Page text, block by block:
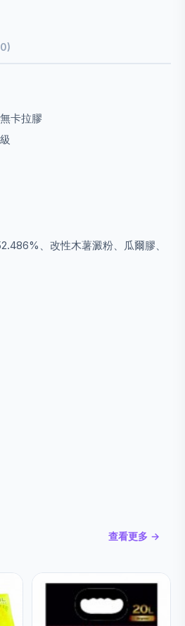
卡拉膠
、 改性木薯澱粉、瓜爾膠、
查看更多 →